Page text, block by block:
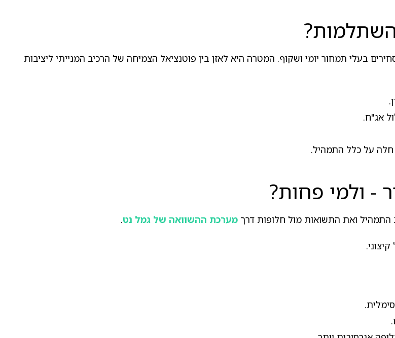
בעלי תמחור יומי ושקוף. המטרה היא לאזן בין פוטנציאל הצמיחה של הרכיב המנייתי ליציבות
אג"ח.
- ולמי פחות?
התמהיל ואת התשואות מול חלופות דרך מערכת ההשוואה של גמל נט.